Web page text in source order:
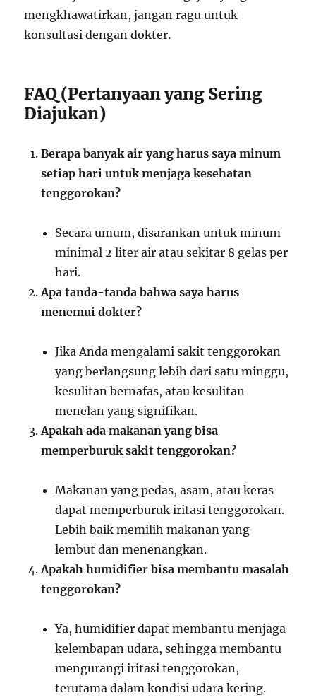
mengkhawatirkan, jangan ragu untuk
konsultasi dengan dokter.
FAQ (Pertanyaan yang Sering
Diajukan)
Berapa banyak air yang harus saya minum
setiap hari untuk menjaga kesehatan
tenggorokan?
Secara umum, disarankan untuk minum
minimal 2 liter air atau sekitar 8 gelas per
hari.
Apa tanda-tanda bahwa saya harus
menemui dokter?
Jika Anda mengalami sakit tenggorokan
yang berlangsung lebih dari satu minggu,
kesulitan bernafas, atau kesulitan
menelan yang signifikan.
Apakah ada makanan yang bisa
memperburuk sakit tenggorokan?
Makanan yang pedas, asam, atau keras
dapat memperburuk iritasi tenggorokan.
Lebih baik memilih makanan yang
lembut dan menenangkan.
Apakah humidifier bisa membantu masalah
tenggorokan?
Ya, humidifier dapat membantu menjaga
kelembapan udara, sehingga membantu
mengurangi iritasi tenggorokan,
terutama dalam kondisi udara kering.